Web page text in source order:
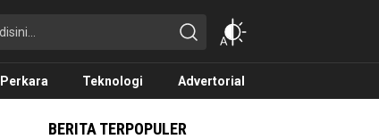
Perkara Teknologi Advertorial
BERITA TERPOPULER